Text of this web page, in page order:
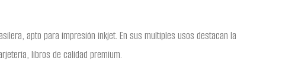
apto para impresión inkjet. En sus multiples usos destacan la
libros de calidad premium.